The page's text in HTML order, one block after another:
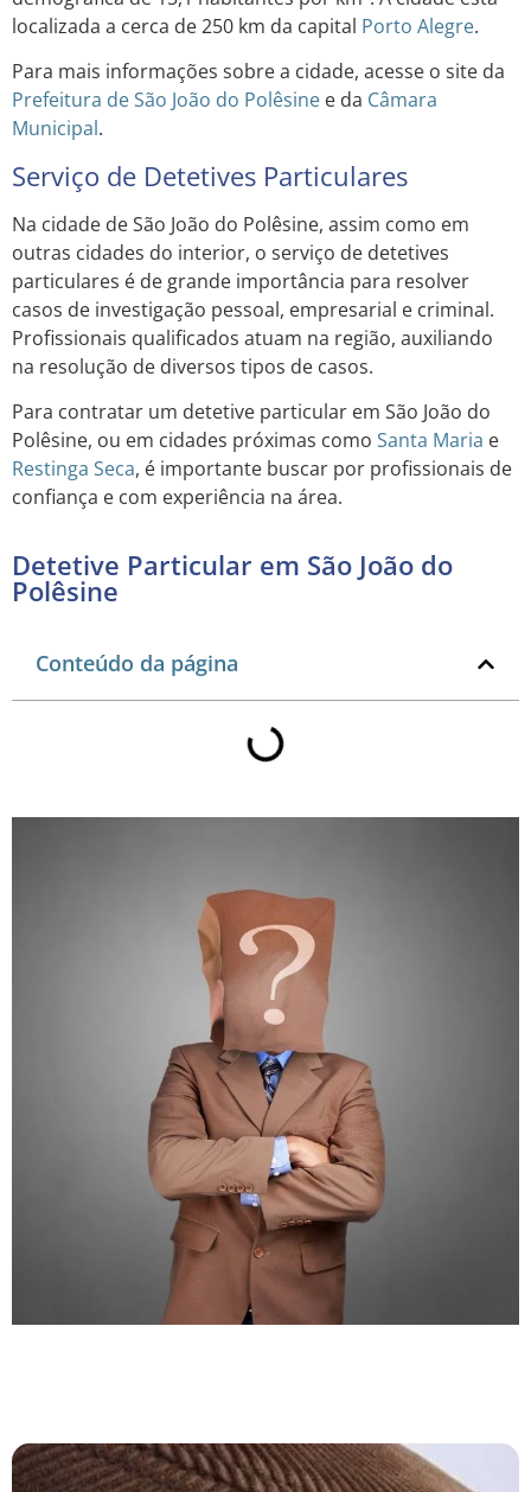
localizada a cerca de 250 km da capital Porto Alegre.
Para mais informações sobre a cidade, acesse o site da
Prefeitura de São João do Polêsine e da Câmara
Municipal.
Serviço de Detetives Particulares
Na cidade de São João do Polêsine, assim como em
outras cidades do interior, o serviço de detetives
particulares é de grande importância para resolver
casos de investigação pessoal, empresarial e criminal.
Profissionais qualificados atuam na região, auxiliando
na resolução de diversos tipos de casos.
Para contratar um detetive particular em São João do
Polêsine, ou em cidades próximas como Santa Maria e
Restinga Seca, é importante buscar por profissionais de
confiança e com experiência na área.
Detetive Particular em São João do
Polêsine
Conteúdo da página